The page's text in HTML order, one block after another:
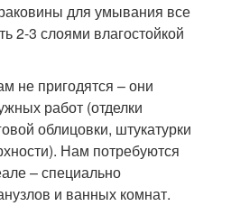
для умывания все
2-3 слоями влагостойкой
не пригодятся – они
работ (отделки
облицовки, штукатурки
Нам потребуются
– специально
и ванных комнат.